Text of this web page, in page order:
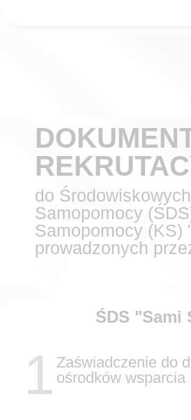
do
Samopomocy
Samopomocy (KS)
prowadzonych
ŚDS "Sami
1 Zaświadczenie do
ośrodków wsparcia